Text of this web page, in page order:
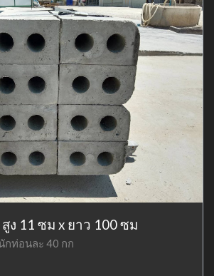
ง 11 ซม x ยาว 100 ซม
กท่อนละ 40 กก